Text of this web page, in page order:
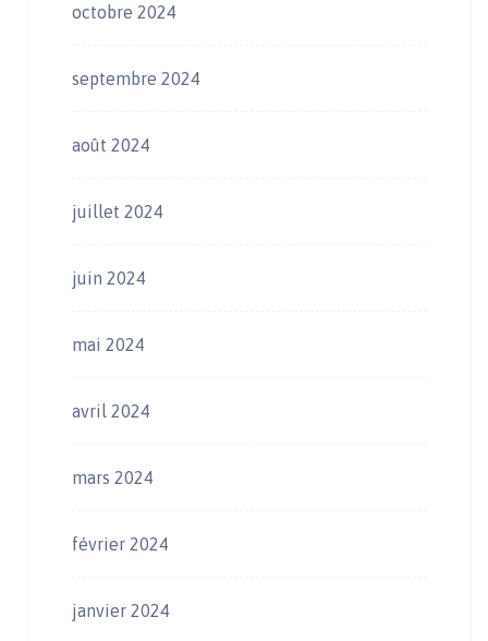
octobre 2024
septembre 2024
août 2024
juillet 2024
juin 2024
mai 2024
avril 2024
mars 2024
février 2024
janvier 2024